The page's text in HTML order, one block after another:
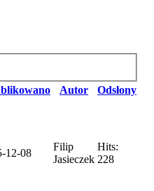
Autor Odsłony
12-08
Filip
Jasieczek
Hits:
228